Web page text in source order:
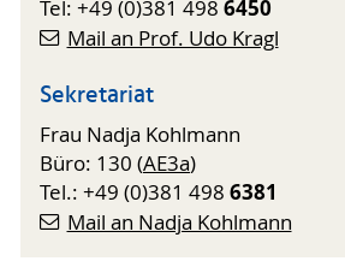
Tel: +49 (0)381 498 6450
Mail an Prof. Udo Kragl
Sekretariat
Frau Nadja Kohlmann
Büro: 130 (AE3a)
Tel.: +49 (0)381 498 6381
Mail an Nadja Kohlmann